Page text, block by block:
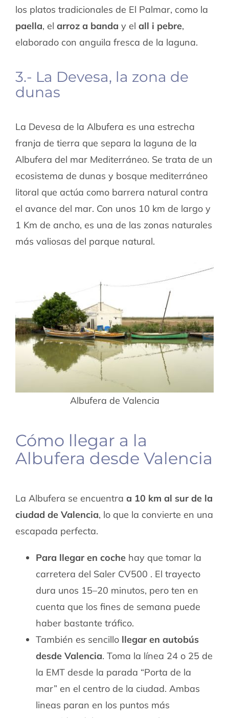
los platos tradicionales de El Palmar, como la
paella, el arroz a banda y el all i pebre,
elaborado con anguila fresca de la laguna.
3.- La Devesa, la zona de
dunas
La Devesa de la Albufera es una estrecha
franja de tierra que separa la laguna de la
Albufera del mar Mediterráneo. Se trata de un
ecosistema de dunas y bosque mediterráneo
litoral que actúa como barrera natural contra
el avance del mar. Con unos 10 km de largo y
1 Km de ancho, es una de las zonas naturales
más valiosas del parque natural.
Albufera de Valencia
Cómo llegar a la
Albufera desde Valencia
La Albufera se encuentra a 10 km al sur de la
ciudad de Valencia, lo que la convierte en una
escapada perfecta.
Para llegar en cochehay que tomar la
carretera del Saler CV500 . El trayecto
dura unos 15–20 minutos, pero ten en
cuenta que los fines de semana puede
haber bastante tráfico.
También es sencillollegar en autobús
desde Valencia. Toma la línea 24 o 25 de
la EMT desde la parada “Porta de la
mar” en el centro de la ciudad. Ambas
lineas paran en los puntos más